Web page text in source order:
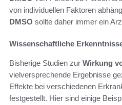
von individuellen Faktoren
DMSO sollte daher immer ein
Wissenschaftliche
Bisherige Studien zur Wirkung
vielversprechende Ergebnisse
Effekte bei verschiedenen
festgestellt. Hier sind einige